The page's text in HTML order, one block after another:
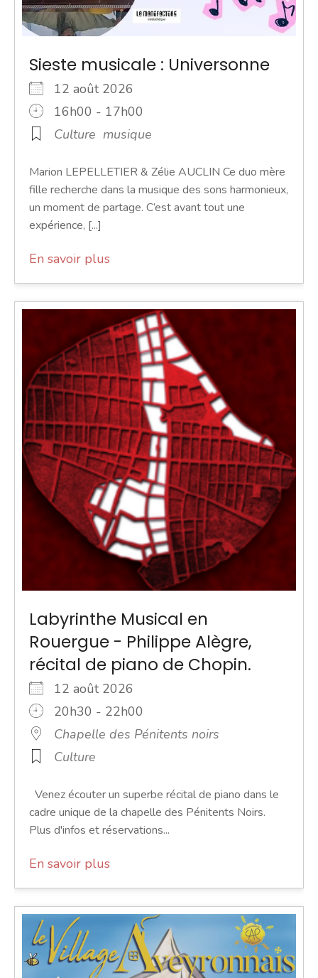
Sieste musicale : Universonne
12 août 2026
16h00 - 17h00
Culture musique
Marion LEPELLETIER & Zélie AUCLIN Ce duo mère
fille recherche dans la musique des sons harmonieux,
un moment de partage. C’est avant tout une
expérience, [...]
En savoir plus
Labyrinthe Musical en
Rouergue - Philippe Alègre,
récital de piano de Chopin.
12 août 2026
20h30 - 22h00
Chapelle des Pénitents noirs
Culture
Venez écouter un superbe récital de piano dans le
cadre unique de la chapelle des Pénitents Noirs.
Plus d'infos et réservations...
En savoir plus